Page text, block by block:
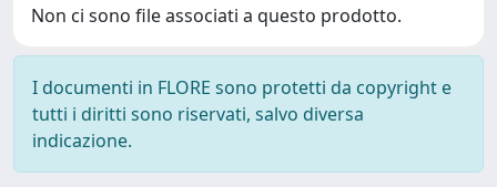
Non ci sono file associati a questo prodotto.
I documenti in FLORE sono protetti da copyright e
tutti i diritti sono riservati, salvo diversa
indicazione.